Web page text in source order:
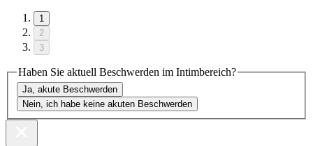
1
2
3
Haben Sie aktuell Beschwerden im Intimbereich?
Ja, akute Beschwerden
Nein, ich habe keine akuten Beschwerden